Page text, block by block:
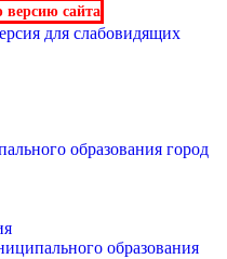
версию сайта
для слабовидящих
образования город
образования